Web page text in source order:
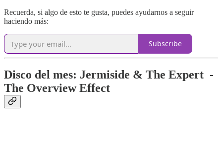
Recuerda, si algo de esto te gusta, puedes ayudarnos a seguir
haciendo más:
Subscribe
Disco del mes: Jermiside & The Expert -
The Overview Effect